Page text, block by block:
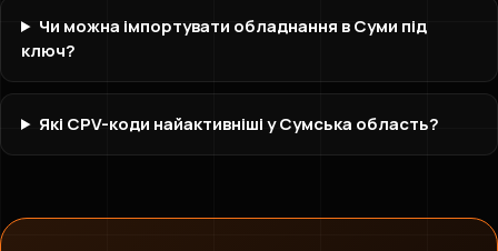
Чи можна імпортувати обладнання в Суми під
ключ?
Які CPV-коди найактивніші у Сумська область?